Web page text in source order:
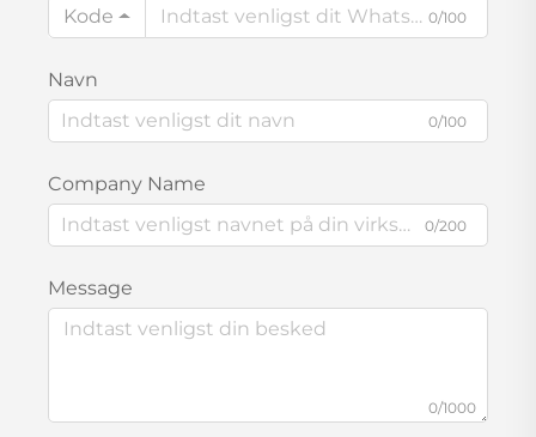
Kode
0/100
Navn
0/100
Company Name
0/200
Message
0/1000